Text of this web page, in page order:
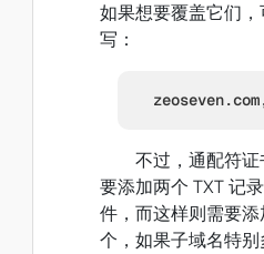
如果想要覆盖它们
写：
不过，通配符
要添加两个 TXT 记
件，而这样则需要添
个，如果子域名特